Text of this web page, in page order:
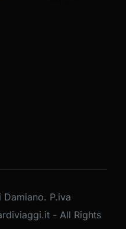
P.iva
- All Rights